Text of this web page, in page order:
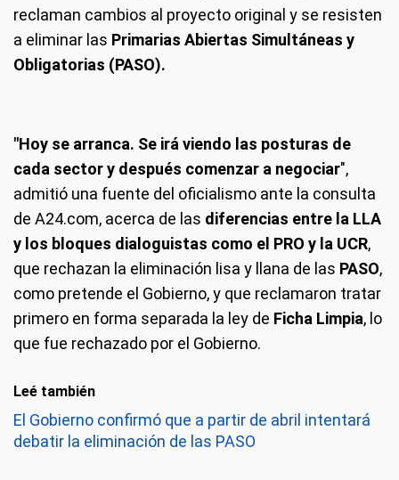
reclaman cambios al proyecto original y se resisten
a eliminar las Primarias Abiertas Simultáneas y
Obligatorias (PASO).
"Hoy se arranca. Se irá viendo las posturas de
cada sector y después comenzar a negociar",
admitió una fuente del oficialismo ante la consulta
de A24.com, acerca de las diferencias entre la LLA
y los bloques dialoguistas como el PRO y la UCR,
que rechazan la eliminación lisa y llana de las PASO,
como pretende el Gobierno, y que reclamaron tratar
primero en forma separada la ley de Ficha Limpia, lo
que fue rechazado por el Gobierno.
Leé también
El Gobierno confirmó que a partir de abril intentará
debatir la eliminación de las PASO